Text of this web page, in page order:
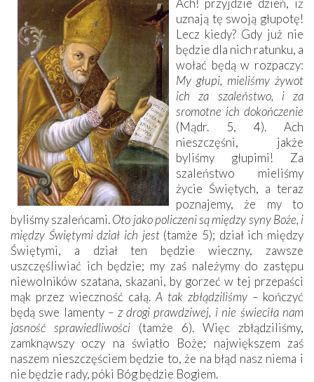
uznają tę swoją głupotę!
Lecz kiedy? Gdy już nie
będzie dla nich ratunku, a
wołać będą w rozpaczy:
My głupi, mieliśmy żywot
ich za szaleństwo, i za
sromotne ich dokończenie
(Mądr. 5, 4). Ach
nieszczęśni, jakże
byliśmy głupimi! Za
szaleństwo mieliśmy
życie Świętych, a teraz
poznajemy, że my to
byliśmy szaleńcami.Oto jako policzeni są między syny Boże, i
między Świętymi dział ich jest(tamże 5); dział ich między
Świętymi, a dział ten będzie wieczny, zawsze
uszczęśliwiać ich będzie; my zaś należymy do zastępu
niewolników szatana, skazani, by gorzeć w tej przepaści
mąk przez wieczność całą. A tak zbłądziliśmy – kończyć
będą swe lamenty– z drogi prawdziwej, i nie świeciła nam
jasność sprawie­dliwości (tamże 6). Więc zbłądziliśmy,
zamknąwszy oczy na światło Boże; największem zaś
naszem nieszczęściem będzie to, że na błąd nasz niema i
nie będzie rady, póki Bóg będzie Bogiem.